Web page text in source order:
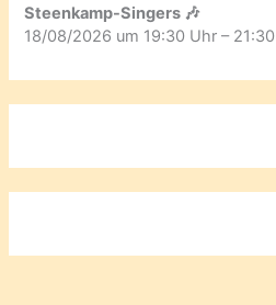
Steenkamp-Singers 🎶
18/08/2026 um 19:30 Uhr – 21:30